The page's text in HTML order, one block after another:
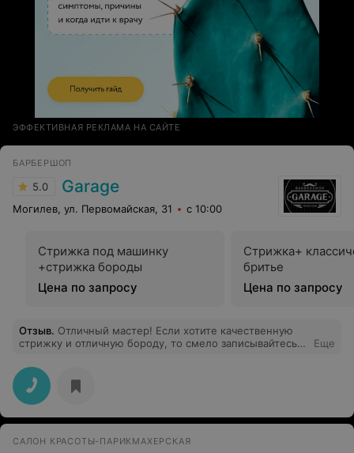
ЭФФЕКТИВНАЯ РЕКЛАМА НА САЙТЕ
БАРБЕРШОП
5.0 Garage
Могилев, ул. Первомайская, 31 с 10:00
Стрижка под машинку
+стрижка бороды
Цена по запросу
Стрижка+
бритье
Цена по запросу
Отзыв. Отличный мастер! Если хотите качественную
стрижку и отличную бороду, то смело записывайтесь к
Еще
САЛОН КРАСОТЫ-ПАРИКМАХЕРСКАЯ